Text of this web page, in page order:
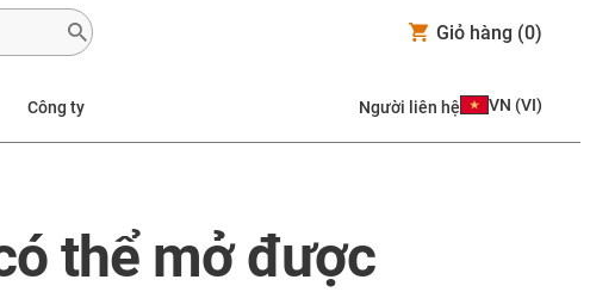
Giỏ hàng (0)
Công ty Người liên hệ VN (VI)
thể mở được